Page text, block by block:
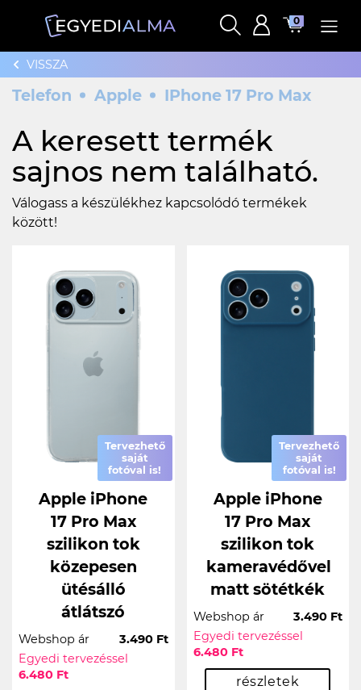
0
VISSZA
Telefon Apple IPhone 17 Pro Max
A keresett termék
sajnos nem található.
Válogass a készülékhez kapcsolódó termékek
között!
Tervezhető
saját
fotóval is!
Apple iPhone
17 Pro Max
szilikon tok
közepesen
ütésálló
átlátszó
Webshop ár
3.490 Ft
Egyedi tervezéssel
6.480 Ft
Tervezhető
saját
fotóval is!
Apple iPhone
17 Pro Max
szilikon tok
kameravédővel
matt sötétkék
Webshop ár
3.490 Ft
Egyedi tervezéssel
6.480 Ft
részletek